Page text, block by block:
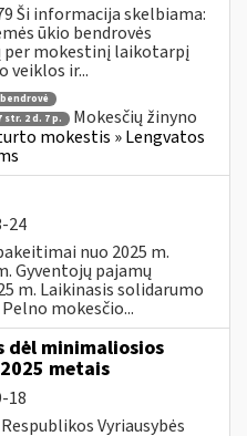
Ši informacija skelbiama:
ūkio bendrovės
per mokestinį laikotarpį
veiklos ir...
2 d. 7 p.
Mokesčių žinyno
mokestis » Lengvatos
24
nuo 2025 m.
Gyventojų pajamų
m. Laikinasis solidarumo
mokesčio...
dėl minimaliosios
metais
18
Vyriausybės